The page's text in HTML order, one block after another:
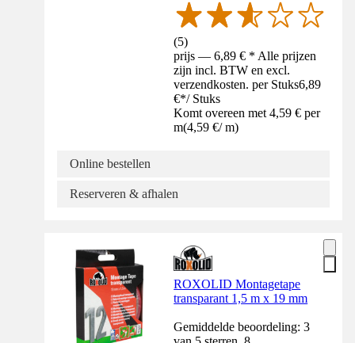
(5)
prijs — 6,89 € * Alle prijzen
zijn incl. BTW en excl.
verzendkosten. per Stuks6,89
€*/ Stuks
Komt overeen met 4,59 € per
m(4,59 €/ m)
Online bestellen
Reserveren & afhalen
ROXOLID Montagetape
transparant 1,5 m x 19 mm
Gemiddelde beoordeling: 3